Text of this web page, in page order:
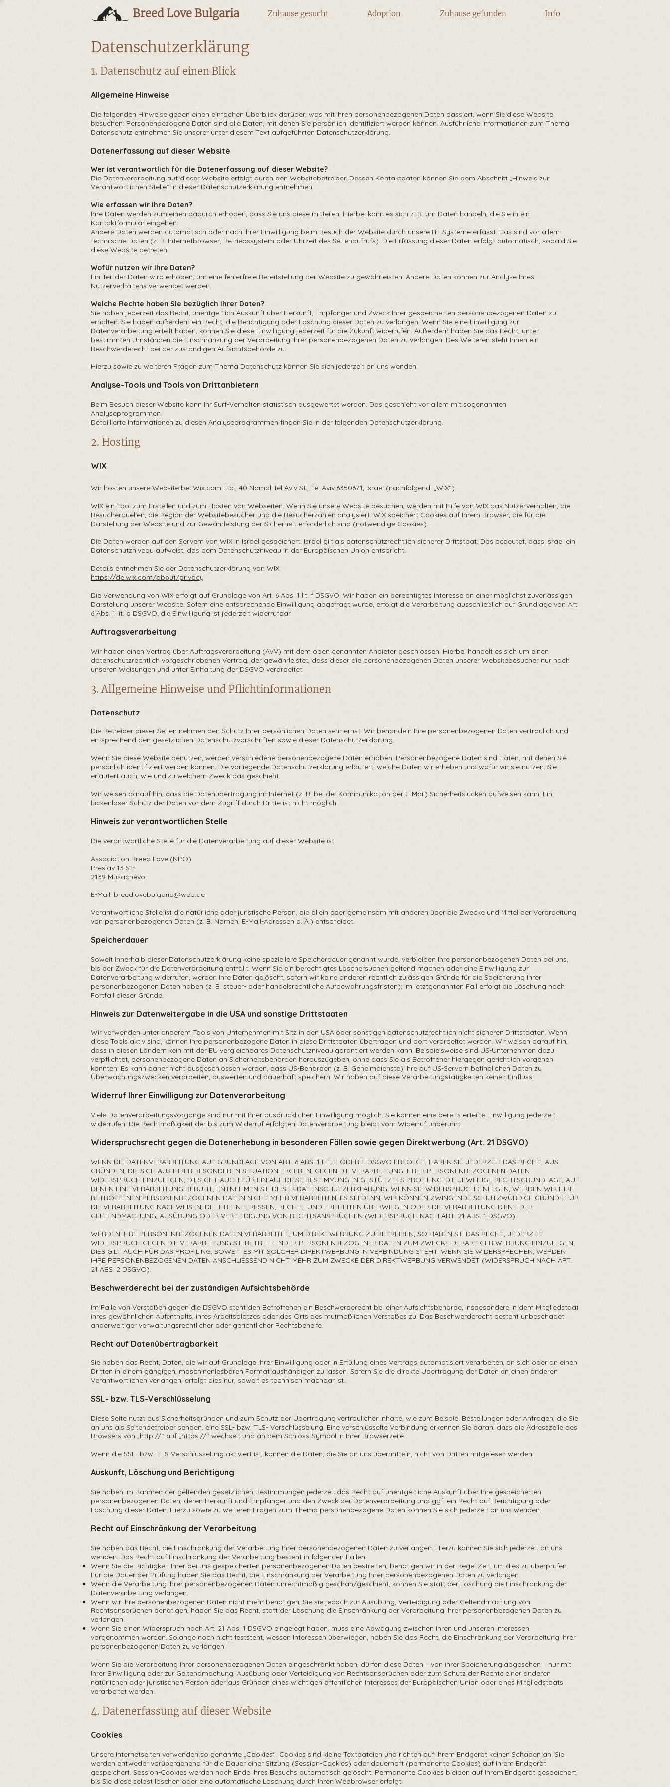
Breed Love Bulgaria Zuhause gesucht Adoption Zuhause gefunden Info
Datenschutzerklärung
1. Datenschutz auf einen Blick
Allgemeine Hinweise
Die folgenden Hinweise geben einen einfachen Überblick darüber, was mit Ihren personenbezogenen Daten passiert, wenn Sie diese Website
besuchen. Personenbezogene Daten sind alle Daten, mit denen Sie persönlich identifiziert werden können. Ausführliche Informationen zum Thema
Datenschutz entnehmen Sie unserer unter diesem Text aufgeführten Datenschutzerklärung.
Datenerfassung auf dieser Website
Wer ist verantwortlich für die Datenerfassung auf dieser Website?
Die Datenverarbeitung auf dieser Website erfolgt durch den Websitebetreiber. Dessen Kontaktdaten können Sie dem Abschnitt „Hinweis zur
Verantwortlichen Stelle“ in dieser Datenschutzerklärung entnehmen.
Wie erfassen wir Ihre Daten?
Ihre Daten werden zum einen dadurch erhoben, dass Sie uns diese mitteilen. Hierbei kann es sich z. B. um Daten handeln, die Sie in ein
Kontaktformular eingeben.
Andere Daten werden automatisch oder nach Ihrer Einwilligung beim Besuch der Website durch unsere IT- Systeme erfasst. Das sind vor allem
technische Daten (z. B. Internetbrowser, Betriebssystem oder Uhrzeit des Seitenaufrufs). Die Erfassung dieser Daten erfolgt automatisch, sobald Sie
diese Website betreten.
Wofür nutzen wir Ihre Daten?
Ein Teil der Daten wird erhoben, um eine fehlerfreie Bereitstellung der Website zu gewährleisten. Andere Daten können zur Analyse Ihres
Nutzerverhaltens verwendet werden.
Welche Rechte haben Sie bezüglich Ihrer Daten?
Sie haben jederzeit das Recht, unentgeltlich Auskunft über Herkunft, Empfänger und Zweck Ihrer gespeicherten personenbezogenen Daten zu
erhalten. Sie haben außerdem ein Recht, die Berichtigung oder Löschung dieser Daten zu verlangen. Wenn Sie eine Einwilligung zur
Datenverarbeitung erteilt haben, können Sie diese Einwilligung jederzeit für die Zukunft widerrufen. Außerdem haben Sie das Recht, unter
bestimmten Umständen die Einschränkung der Verarbeitung Ihrer personenbezogenen Daten zu verlangen. Des Weiteren steht Ihnen ein
Beschwerderecht bei der zuständigen Aufsichtsbehörde zu.
Hierzu sowie zu weiteren Fragen zum Thema Datenschutz können Sie sich jederzeit an uns wenden.
Analyse-Tools und Tools von Drittanbietern
Beim Besuch dieser Website kann Ihr Surf-Verhalten statistisch ausgewertet werden. Das geschieht vor allem mit sogenannten
Analyseprogrammen.
Detaillierte Informationen zu diesen Analyseprogrammen finden Sie in der folgenden Datenschutzerklärung.
2. Hosting
WIX
Wir hosten unsere Website bei Wix.com Ltd., 40 Namal Tel Aviv St., Tel Aviv 6350671, Israel (nachfolgend: „WIX“).
WIX ein Tool zum Erstellen und zum Hosten von Webseiten. Wenn Sie unsere Website besuchen, werden mit Hilfe von WIX das Nutzerverhalten, die
Besucherquellen, die Region der Websitebesucher und die Besucherzahlen analysiert. WIX speichert Cookies auf Ihrem Browser, die für die
Darstellung der Website und zur Gewährleistung der Sicherheit erforderlich sind (notwendige Cookies).
Die Daten werden auf den Servern von WIX in Israel gespeichert. Israel gilt als datenschutzrechtlich sicherer Drittstaat. Das bedeutet, dass Israel ein
Datenschutzniveau aufweist, das dem Datenschutzniveau in der Europäischen Union entspricht.
Details entnehmen Sie der Datenschutzerklärung von WIX:
https://de.wix.com/about/privacy
Die Verwendung von WIX erfolgt auf Grundlage von Art. 6 Abs. 1 lit. f DSGVO. Wir haben ein berechtigtes Interesse an einer möglichst zuverlässigen
Darstellung unserer Website. Sofern eine entsprechende Einwilligung abgefragt wurde, erfolgt die Verarbeitung ausschließlich auf Grundlage von Art.
6 Abs. 1 lit. a DSGVO; die Einwilligung ist jederzeit widerrufbar.
Auftragsverarbeitung
Wir haben einen Vertrag über Auftragsverarbeitung (AVV) mit dem oben genannten Anbieter geschlossen. Hierbei handelt es sich um einen
datenschutzrechtlich vorgeschriebenen Vertrag, der gewährleistet, dass dieser die personenbezogenen Daten unserer Websitebesucher nur nach
unseren Weisungen und unter Einhaltung der DSGVO verarbeitet.
3. Allgemeine Hinweise und Pflichtinformationen
Datenschutz
Die Betreiber dieser Seiten nehmen den Schutz Ihrer persönlichen Daten sehr ernst. Wir behandeln Ihre personenbezogenen Daten vertraulich und
entsprechend den gesetzlichen Datenschutzvorschriften sowie dieser Datenschutzerklärung.
Wenn Sie diese Website benutzen, werden verschiedene personenbezogene Daten erhoben. Personenbezogene Daten sind Daten, mit denen Sie
persönlich identifiziert werden können. Die vorliegende Datenschutzerklärung erläutert, welche Daten wir erheben und wofür wir sie nutzen. Sie
erläutert auch, wie und zu welchem Zweck das geschieht.
Wir weisen darauf hin, dass die Datenübertragung im Internet (z. B. bei der Kommunikation per E-Mail) Sicherheitslücken aufweisen kann. Ein
lückenloser Schutz der Daten vor dem Zugriff durch Dritte ist nicht möglich.
Hinweis zur verantwortlichen Stelle
Die verantwortliche Stelle für die Datenverarbeitung auf dieser Website ist:
Association Breed Love (NPO)
Preslav 13 Str
2139 Musachevo
E-Mail: breedlovebulgaria@web.de
Verantwortliche Stelle ist die natürliche oder juristische Person, die allein oder gemeinsam mit anderen über die Zwecke und Mittel der Verarbeitung
von personenbezogenen Daten (z. B. Namen, E-Mail-Adressen o. Ä.) entscheidet.
Speicherdauer
Soweit innerhalb dieser Datenschutzerklärung keine speziellere Speicherdauer genannt wurde, verbleiben Ihre personenbezogenen Daten bei uns,
bis der Zweck für die Datenverarbeitung entfällt. Wenn Sie ein berechtigtes Löschersuchen geltend machen oder eine Einwilligung zur
Datenverarbeitung widerrufen, werden Ihre Daten gelöscht, sofern wir keine anderen rechtlich zulässigen Gründe für die Speicherung Ihrer
personenbezogenen Daten haben (z. B. steuer- oder handelsrechtliche Aufbewahrungsfristen); im letztgenannten Fall erfolgt die Löschung nach
Fortfall dieser Gründe.
Hinweis zur Datenweitergabe in die USA und sonstige Drittstaaten
Wir verwenden unter anderem Tools von Unternehmen mit Sitz in den USA oder sonstigen datenschutzrechtlich nicht sicheren Drittstaaten. Wenn
diese Tools aktiv sind, können Ihre personenbezogene Daten in diese Drittstaaten übertragen und dort verarbeitet werden. Wir weisen darauf hin,
dass in diesen Ländern kein mit der EU vergleichbares Datenschutzniveau garantiert werden kann. Beispielsweise sind US-Unternehmen dazu
verpflichtet, personenbezogene Daten an Sicherheitsbehörden herauszugeben, ohne dass Sie als Betroffener hiergegen gerichtlich vorgehen
könnten. Es kann daher nicht ausgeschlossen werden, dass US-Behörden (z. B. Geheimdienste) Ihre auf US-Servern befindlichen Daten zu
Überwachungszwecken verarbeiten, auswerten und dauerhaft speichern. Wir haben auf diese Verarbeitungstätigkeiten keinen Einfluss.
Widerruf Ihrer Einwilligung zur Datenverarbeitung
Viele Datenverarbeitungsvorgänge sind nur mit Ihrer ausdrücklichen Einwilligung möglich. Sie können eine bereits erteilte Einwilligung jederzeit
widerrufen. Die Rechtmäßigkeit der bis zum Widerruf erfolgten Datenverarbeitung bleibt vom Widerruf unberührt.
Widerspruchsrecht gegen die Datenerhebung in besonderen Fällen sowie gegen Direktwerbung (Art. 21 DSGVO)
WENN DIE DATENVERARBEITUNG AUF GRUNDLAGE VON ART. 6 ABS. 1 LIT. E ODER F DSGVO ERFOLGT, HABEN SIE JEDERZEIT DAS RECHT, AUS
GRÜNDEN, DIE SICH AUS IHRER BESONDEREN SITUATION ERGEBEN, GEGEN DIE VERARBEITUNG IHRER PERSONENBEZOGENEN DATEN
WIDERSPRUCH EINZULEGEN; DIES GILT AUCH FÜR EIN AUF DIESE BESTIMMUNGEN GESTÜTZTES PROFILING. DIE JEWEILIGE RECHTSGRUNDLAGE, AUF
DENEN EINE VERARBEITUNG BERUHT, ENTNEHMEN SIE DIESER DATENSCHUTZERKLÄRUNG. WENN SIE WIDERSPRUCH EINLEGEN, WERDEN WIR IHRE
BETROFFENEN PERSONENBEZOGENEN DATEN NICHT MEHR VERARBEITEN, ES SEI DENN, WIR KÖNNEN ZWINGENDE SCHUTZWÜRDIGE GRÜNDE FÜR
DIE VERARBEITUNG NACHWEISEN, DIE IHRE INTERESSEN, RECHTE UND FREIHEITEN ÜBERWIEGEN ODER DIE VERARBEITUNG DIENT DER
GELTENDMACHUNG, AUSÜBUNG ODER VERTEIDIGUNG VON RECHTSANSPRÜCHEN (WIDERSPRUCH NACH ART. 21 ABS. 1 DSGVO).
WERDEN IHRE PERSONENBEZOGENEN DATEN VERARBEITET, UM DIREKTWERBUNG ZU BETREIBEN, SO HABEN SIE DAS RECHT, JEDERZEIT
WIDERSPRUCH GEGEN DIE VERARBEITUNG SIE BETREFFENDER PERSONENBEZOGENER DATEN ZUM ZWECKE DERARTIGER WERBUNG EINZULEGEN;
DIES GILT AUCH FÜR DAS PROFILING, SOWEIT ES MIT SOLCHER DIREKTWERBUNG IN VERBINDUNG STEHT. WENN SIE WIDERSPRECHEN, WERDEN
IHRE PERSONENBEZOGENEN DATEN ANSCHLIESSEND NICHT MEHR ZUM ZWECKE DER DIREKTWERBUNG VERWENDET (WIDERSPRUCH NACH ART.
21 ABS. 2 DSGVO).
Beschwerderecht bei der zuständigen Aufsichtsbehörde
Im Falle von Verstößen gegen die DSGVO steht den Betroffenen ein Beschwerderecht bei einer Aufsichtsbehörde, insbesondere in dem Mitgliedstaat
ihres gewöhnlichen Aufenthalts, ihres Arbeitsplatzes oder des Orts des mutmaßlichen Verstoßes zu. Das Beschwerderecht besteht unbeschadet
anderweitiger verwaltungsrechtlicher oder gerichtlicher Rechtsbehelfe.
Recht auf Datenübertragbarkeit
Sie haben das Recht, Daten, die wir auf Grundlage Ihrer Einwilligung oder in Erfüllung eines Vertrags automatisiert verarbeiten, an sich oder an einen
Dritten in einem gängigen, maschinenlesbaren Format aushändigen zu lassen. Sofern Sie die direkte Übertragung der Daten an einen anderen
Verantwortlichen verlangen, erfolgt dies nur, soweit es technisch machbar ist.
SSL- bzw. TLS-Verschlüsselung
Diese Seite nutzt aus Sicherheitsgründen und zum Schutz der Übertragung vertraulicher Inhalte, wie zum Beispiel Bestellungen oder Anfragen, die Sie
an uns als Seitenbetreiber senden, eine SSL- bzw. TLS- Verschlüsselung. Eine verschlüsselte Verbindung erkennen Sie daran, dass die Adresszeile des
Browsers von „http://“ auf „https://“ wechselt und an dem Schloss-Symbol in Ihrer Browserzeile.
Wenn die SSL- bzw. TLS-Verschlüsselung aktiviert ist, können die Daten, die Sie an uns übermitteln, nicht von Dritten mitgelesen werden.
Auskunft, Löschung und Berichtigung
Sie haben im Rahmen der geltenden gesetzlichen Bestimmungen jederzeit das Recht auf unentgeltliche Auskunft über Ihre gespeicherten
personenbezogenen Daten, deren Herkunft und Empfänger und den Zweck der Datenverarbeitung und ggf. ein Recht auf Berichtigung oder
Löschung dieser Daten. Hierzu sowie zu weiteren Fragen zum Thema personenbezogene Daten können Sie sich jederzeit an uns wenden.
Recht auf Einschränkung der Verarbeitung
Sie haben das Recht, die Einschränkung der Verarbeitung Ihrer personenbezogenen Daten zu verlangen. Hierzu können Sie sich jederzeit an uns
wenden. Das Recht auf Einschränkung der Verarbeitung besteht in folgenden Fällen:
Wenn Sie die Richtigkeit Ihrer bei uns gespeicherten personenbezogenen Daten bestreiten, benötigen wir in der Regel Zeit, um dies zu überprüfen.
Für die Dauer der Prüfung haben Sie das Recht, die Einschränkung der Verarbeitung Ihrer personenbezogenen Daten zu verlangen.
Wenn die Verarbeitung Ihrer personenbezogenen Daten unrechtmäßig geschah/geschieht, können Sie statt der Löschung die Einschränkung der
Datenverarbeitung verlangen.
Wenn wir Ihre personenbezogenen Daten nicht mehr benötigen, Sie sie jedoch zur Ausübung, Verteidigung oder Geltendmachung von
Rechtsansprüchen benötigen, haben Sie das Recht, statt der Löschung die Einschränkung der Verarbeitung Ihrer personenbezogenen Daten zu
verlangen.
Wenn Sie einen Widerspruch nach Art. 21 Abs. 1 DSGVO eingelegt haben, muss eine Abwägung zwischen Ihren und unseren Interessen
vorgenommen werden. Solange noch nicht feststeht, wessen Interessen überwiegen, haben Sie das Recht, die Einschränkung der Verarbeitung Ihrer
personenbezogenen Daten zu verlangen.
Wenn Sie die Verarbeitung Ihrer personenbezogenen Daten eingeschränkt haben, dürfen diese Daten – von ihrer Speicherung abgesehen – nur mit
Ihrer Einwilligung oder zur Geltendmachung, Ausübung oder Verteidigung von Rechtsansprüchen oder zum Schutz der Rechte einer anderen
natürlichen oder juristischen Person oder aus Gründen eines wichtigen öffentlichen Interesses der Europäischen Union oder eines Mitgliedstaats
verarbeitet werden.
4. Datenerfassung auf dieser Website
Cookies
Unsere Internetseiten verwenden so genannte „Cookies“. Cookies sind kleine Textdateien und richten auf Ihrem Endgerät keinen Schaden an. Sie
werden entweder vorübergehend für die Dauer einer Sitzung (Session-Cookies) oder dauerhaft (permanente Cookies) auf Ihrem Endgerät
gespeichert. Session-Cookies werden nach Ende Ihres Besuchs automatisch gelöscht. Permanente Cookies bleiben auf Ihrem Endgerät gespeichert,
bis Sie diese selbst löschen oder eine automatische Löschung durch Ihren Webbrowser erfolgt.